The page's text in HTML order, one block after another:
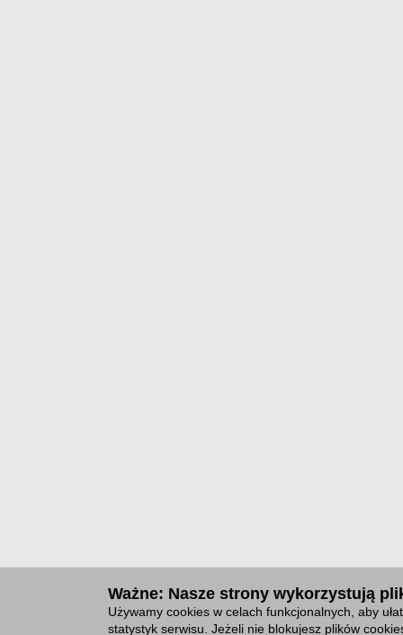
Ważne: Nasze strony wykorzystują
Używamy cookies w celach funkcjonalnych, aby
statystyk serwisu. Jeżeli nie blokujesz plików